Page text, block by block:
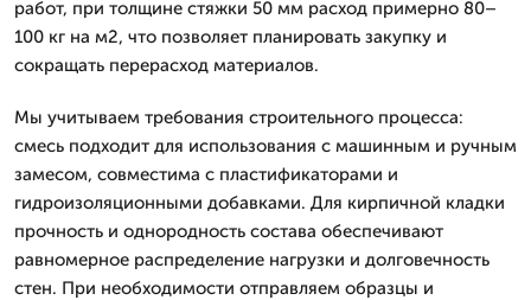
работ, при толщине стяжки 50 мм расход примерно 80–
100 кг на м2, что позволяет планировать закупку и
сокращать перерасход материалов.
Мы учитываем требования строительного процесса:
смесь подходит для использования с машинным и ручным
замесом, совместима с пластификаторами и
гидроизоляционными добавками. Для кирпичной кладки
прочность и однородность состава обеспечивают
равномерное распределение нагрузки и долговечность
стен. При необходимости отправляем образцы и